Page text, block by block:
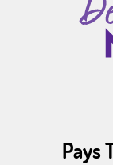
Pays